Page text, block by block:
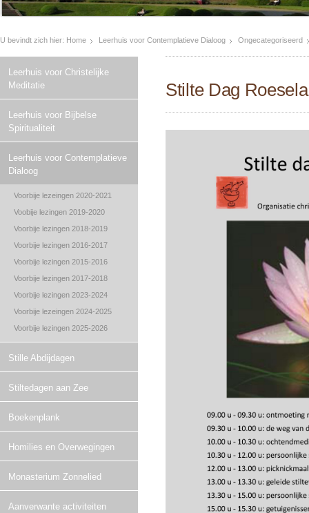
U bevindt zich hier: Home Leerhuis voor Contemplatieve Dialoog Ongecategoriseerd
Leerhuis voor Christelijke
Meditatie
Leerhuis voor Bijbelse
Spiritualiteit
Leerhuis voor Contemplatieve
Dialoog
Voorbije lezeingen 2020-2021
Voobije lezingen 2019-2020
Voorbije lezingen 2018-2019
Voorbije lezingen 2016-2017
Voorbije lezingen 2015-2016
Voorbije lezingen 2017-2018
Voorbije lezingen 2023-2024
Voorbije lezeingen 2024-2025
Voorbije lezingen 2025-2026
Stille Abdijdagen
Stiltedagen aan Zee
Boekenplank
Homilies en Overwegingen
Monasterium Zonnelied
Aanverwante activiteiten
Stilte Dag